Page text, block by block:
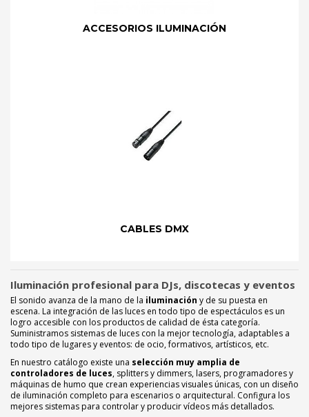
ACCESORIOS ILUMINACIÓN
CABLES DMX
Iluminación profesional para DJs, discotecas y eventos
El sonido avanza de la mano de la iluminación y de su puesta en
escena. La integración de las luces en todo tipo de espectáculos es un
logro accesible con los productos de calidad de ésta categoría.
Suministramos sistemas de luces con la mejor tecnología, adaptables a
todo tipo de lugares y eventos: de ocio, formativos, artísticos, etc.
En nuestro catálogo existe una selección muy amplia de
controladores de luces, splitters y dimmers, lasers, programadores y
máquinas de humo que crean experiencias visuales únicas, con un diseño
de iluminación completo para escenarios o arquitectural. Configura los
mejores sistemas para controlar y producir vídeos más detallados.